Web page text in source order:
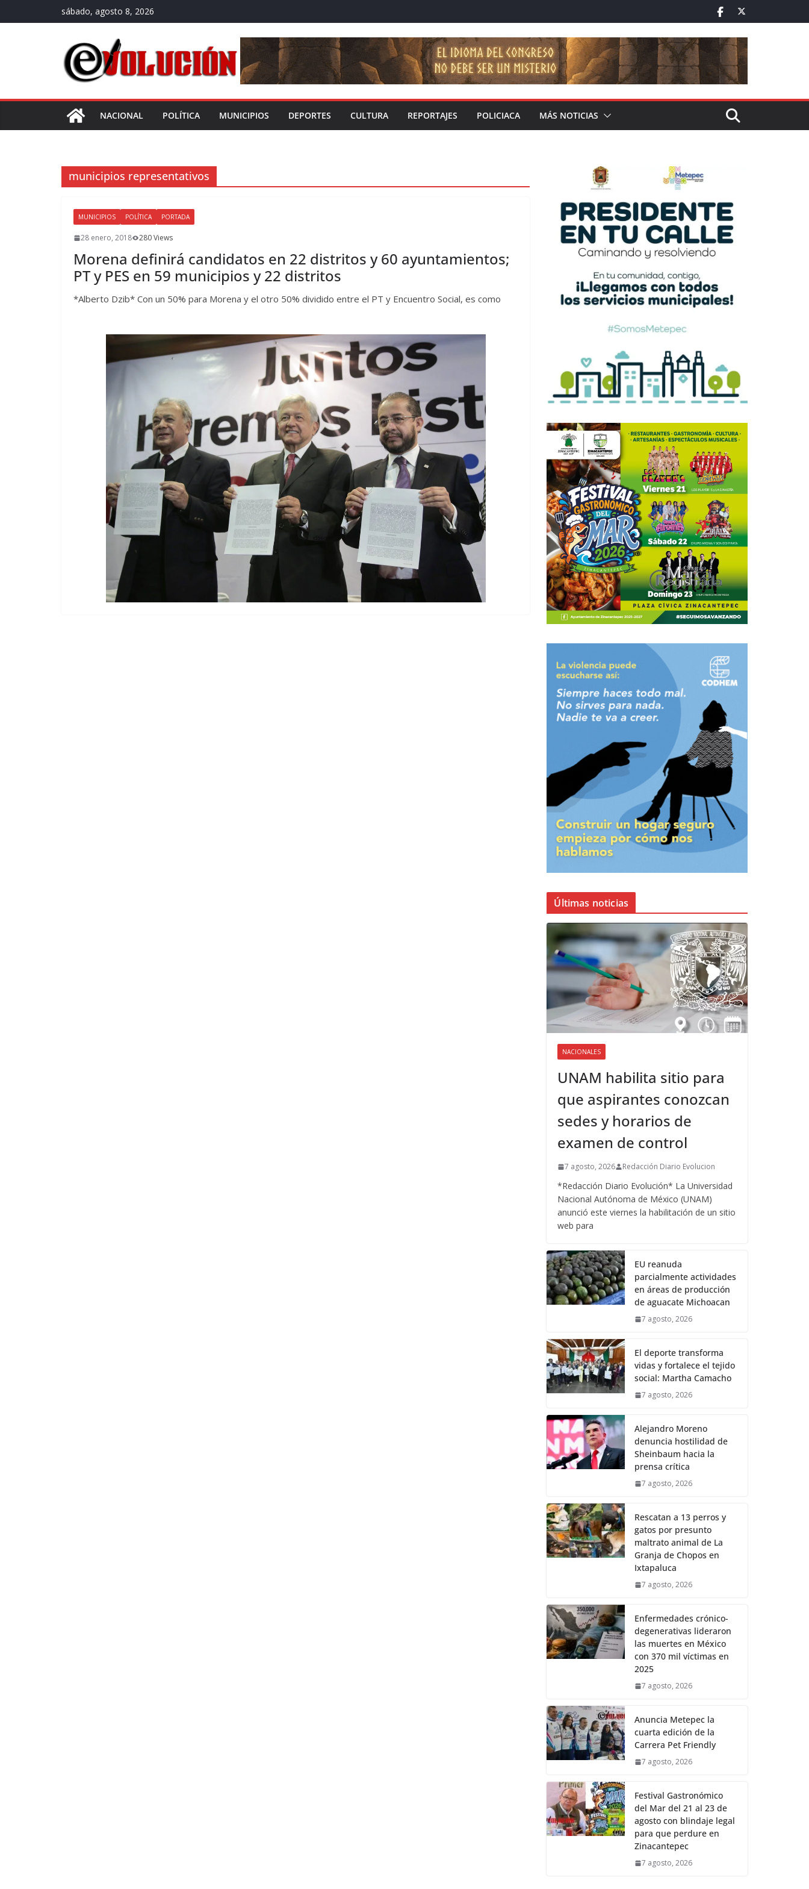
al
sábado, agosto 8, 2026
NACIONAL POLÍTICA MUNICIPIOS DEPORTES CULTURA REPORTAJES POLICIACA MÁS NOTICIAS
municipios representativos
MUNICIPIOS POLÍTICA PORTADA
28 enero, 2018 280 Views
Morena definirá candidatos en 22 distritos y 60 ayuntamientos;
PT y PES en 59 municipios y 22 distritos
*Alberto Dzib* Con un 50% para Morena y el otro 50% dividido entre el PT y Encuentro Social, es como
Últimas noticias
NACIONALES
UNAM habilita sitio para
que aspirantes conozcan
sedes y horarios de
examen de control
7 agosto, 2026 Redacción Diario Evolucion
*Redacción Diario Evolución* La Universidad
Nacional Autónoma de México (UNAM)
anunció este viernes la habilitación de un sitio
web para
EU reanuda
parcialmente actividades
en áreas de producción
de aguacate Michoacan
7 agosto, 2026
El deporte transforma
vidas y fortalece el tejido
social: Martha Camacho
7 agosto, 2026
Alejandro Moreno
denuncia hostilidad de
Sheinbaum hacia la
prensa crítica
7 agosto, 2026
Rescatan a 13 perros y
gatos por presunto
maltrato animal de La
Granja de Chopos en
Ixtapaluca
7 agosto, 2026
Enfermedades crónico-
degenerativas lideraron
las muertes en México
con 370 mil víctimas en
2025
7 agosto, 2026
Anuncia Metepec la
cuarta edición de la
Carrera Pet Friendly
7 agosto, 2026
Festival Gastronómico
del Mar del 21 al 23 de
agosto con blindaje legal
para que perdure en
Zinacantepec
7 agosto, 2026